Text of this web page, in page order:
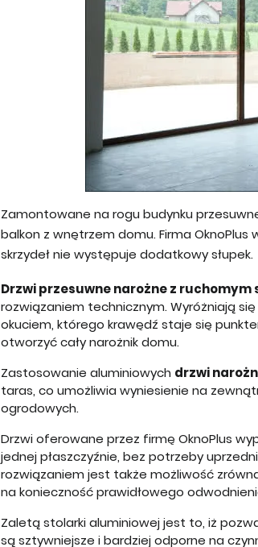
Zamontowane na rogu budynku
balkon z wnętrzem domu. Firma
skrzydeł nie występuje dodatkowy słupek.
Drzwi przesuwne narożne z ruchomym
rozwiązaniem technicznym. Wyróżniają
okuciem, którego krawędź staje się
otworzyć cały narożnik domu.
Zastosowanie aluminiowych drzwi
taras, co umożliwia wyniesienie na
ogrodowych.
Drzwi oferowane przez firmę OknoPlus
jednej płaszczyźnie, bez potrzeby
rozwiązaniem jest także możliwość
na konieczność prawidłowego
Zaletą stolarki aluminiowej jest to, iż
są sztywniejsze i bardziej odporne na